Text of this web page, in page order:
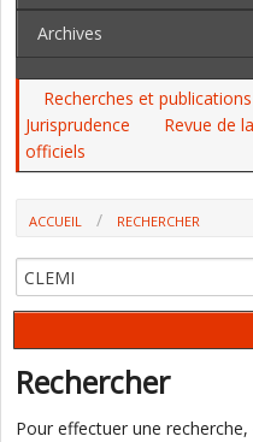
Archives
Recherches et publications
Jurisprudence
Revue de
officiels
ACCUEIL RECHERCHER
Rechercher
Pour effectuer une